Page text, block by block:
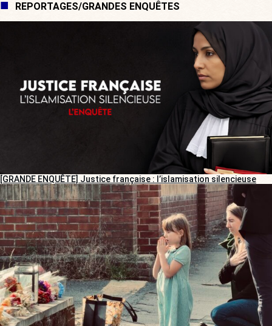
REPORTAGES/GRANDES ENQUÊTES
[GRANDE ENQUÊTE] Justice française : l’islamisation silencieuse